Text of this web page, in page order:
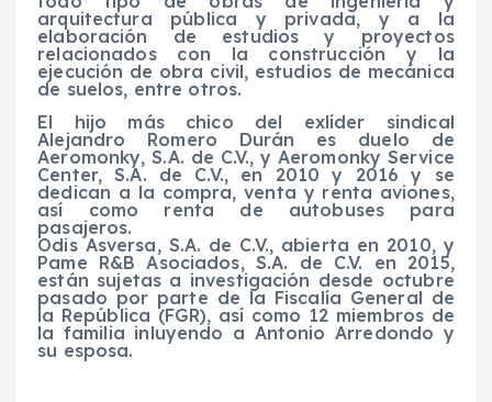
arquitectura pública y privada, y a la
elaboración de estudios y proyectos
relacionados con la construcción y la
ejecución de obra civil, estudios de mecánica
de suelos, entre otros.
El hijo más chico del exlíder sindical
Alejandro Romero Durán es duelo de
Aeromonky, S.A. de C.V., y Aeromonky Service
Center, S.A. de C.V., en 2010 y 2016 y se
dedican a la compra, venta y renta aviones,
así como renta de autobuses para
pasajeros.
Odis Asversa, S.A. de C.V., abierta en 2010, y
Pame R&B Asociados, S.A. de C.V. en 2015,
están sujetas a investigación desde octubre
pasado por parte de la Fiscalía General de
la República (FGR), así como 12 miembros de
la familia inluyendo a Antonio Arredondo y
su esposa.